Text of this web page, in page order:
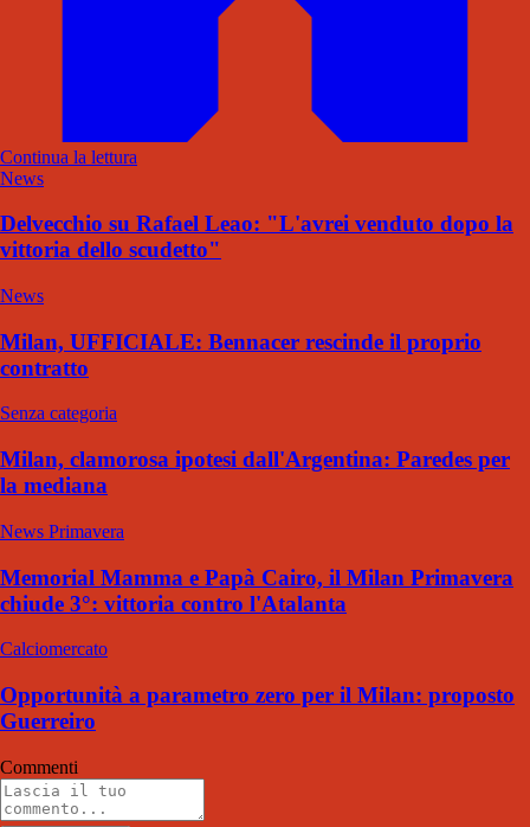
Continua la lettura
News
Delvecchio su Rafael Leao: "L'avrei venduto dopo la
vittoria dello scudetto"
News
Milan, UFFICIALE: Bennacer rescinde il proprio
contratto
Senza categoria
Milan, clamorosa ipotesi dall'Argentina: Paredes per
la mediana
News Primavera
Memorial Mamma e Papà Cairo, il Milan Primavera
chiude 3°: vittoria contro l'Atalanta
Calciomercato
Opportunità a parametro zero per il Milan: proposto
Guerreiro
Commenti